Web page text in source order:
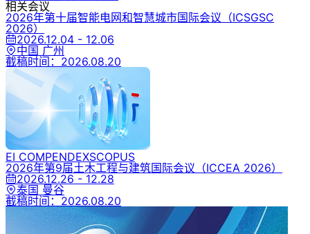
相关会议
2026年第十届智能电网和智慧城市国际会议 （ICSGSC
2026）
2026.12.04 - 12.06
中国 广州
截稿时间： 2026.08.20
EI COMPENDEXSCOPUS
2026年第9届土木工程与建筑国际会议 （ICCEA 2026）
2026.12.26 - 12.28
泰国 曼谷
截稿时间： 2026.08.20